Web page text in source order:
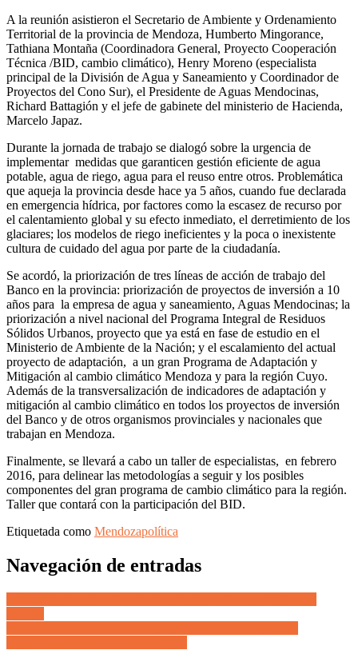
A la reunión asistieron el Secretario de Ambiente y Ordenamiento
Territorial de la provincia de Mendoza, Humberto Mingorance,
Tathiana Montaña (Coordinadora General, Proyecto Cooperación
Técnica /BID, cambio climático), Henry Moreno (especialista
principal de la División de Agua y Saneamiento y Coordinador de
Proyectos del Cono Sur), el Presidente de Aguas Mendocinas,
Richard Battagión y el jefe de gabinete del ministerio de Hacienda,
Marcelo Japaz.
Durante la jornada de trabajo se dialogó sobre la urgencia de
implementar medidas que garanticen gestión eficiente de agua
potable, agua de riego, agua para el reuso entre otros. Problemática
que aqueja la provincia desde hace ya 5 años, cuando fue declarada
en emergencia hídrica, por factores como la escasez de recurso por
el calentamiento global y su efecto inmediato, el derretimiento de los
glaciares; los modelos de riego ineficientes y la poca o inexistente
cultura de cuidado del agua por parte de la ciudadanía.
Se acordó, la priorización de tres líneas de acción de trabajo del
Banco en la provincia: priorización de proyectos de inversión a 10
años para la empresa de agua y saneamiento, Aguas Mendocinas; la
priorización a nivel nacional del Programa Integral de Residuos
Sólidos Urbanos, proyecto que ya está en fase de estudio en el
Ministerio de Ambiente de la Nación; y el escalamiento del actual
proyecto de adaptación, a un gran Programa de Adaptación y
Mitigación al cambio climático Mendoza y para la región Cuyo.
Además de la transversalización de indicadores de adaptación y
mitigación al cambio climático en todos los proyectos de inversión
del Banco y de otros organismos provinciales y nacionales que
trabajan en Mendoza.
Finalmente, se llevará a cabo un taller de especialistas, en febrero
2016, para delinear las metodologías a seguir y los posibles
componentes del gran programa de cambio climático para la región.
Taller que contará con la participación del BID.
Etiquetada como Mendozapolítica
Navegación de entradas